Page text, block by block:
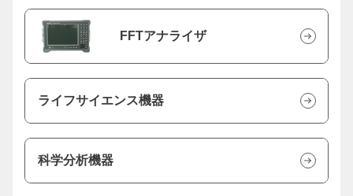
FFTアナライザ
ライフサイエンス機器
科学分析機器